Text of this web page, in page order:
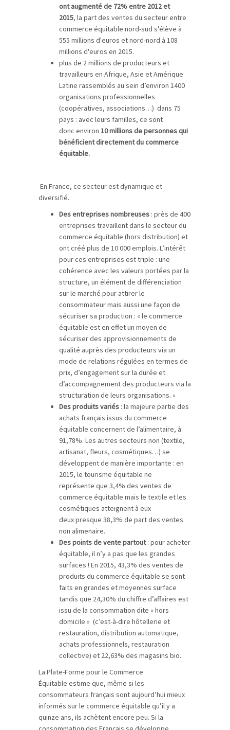
ont augmenté de 72% entre 2012 et
2015, la part des ventes du secteur entre
commerce équitable nord-sud s'élève à
555 millions d'euros et nord-nord à 108
millions d'euros en 2015.
plus de 2 millions de producteurs et
travailleurs en Afrique, Asie et Amérique
Latine rassemblés au sein d’environ 1400
organisations professionnelles
(coopératives, associations…) dans 75
pays : avec leurs familles, ce sont
donc environ 10 millions de personnes qui
bénéficient directement du commerce
équitable.
En France, ce secteur est dynamique et
diversifié.
Des entreprises nombreuses : près de 400
entreprises travaillent dans le secteur du
commerce équitable (hors distribution) et
ont créé plus de 10 000 emplois. L’intérêt
pour ces entreprises est triple : une
cohérence avec les valeurs portées par la
structure, un élément de différenciation
sur le marché pour attirer le
consommateur mais aussi une façon de
sécuriser sa production : « le commerce
équitable est en effet un moyen de
sécuriser des approvisionnements de
qualité auprès des producteurs via un
mode de relations régulées en termes de
prix, d’engagement sur la durée et
d’accompagnement des producteurs via la
structuration de leurs organisations. »
Des produits variés : la majeure partie des
achats français issus du commerce
équitable concernent de l’alimentaire, à
91,78%. Les autres secteurs non (textile,
artisanat, fleurs, cosmétiques…) se
développent de manière importante : en
2015, le tourisme équitable ne
représente que 3,4% des ventes de
commerce équitable mais le textile et les
cosmétiques atteignent à eux
deux presque 38,3% de part des ventes
non alimenaire.
Des points de vente partout: pour acheter
équitable, il n’y a pas que les grandes
surfaces ! En 2015, 43,3% des ventes de
produits du commerce équitable se sont
faits en grandes et moyennes surface
tandis que 24,30% du chiffre d’affaires est
issu de la consommation dite « hors
domicile » (c’est-à-dire hôtellerie et
restauration, distribution automatique,
achats professionnels, restauration
collective) et 22,63% des magasins bio.
La Plate-Forme pour le Commerce
Équitable estime que, même si les
consommateurs français sont aujourd’hui mieux
informés sur le commerce équitable qu’il y a
quinze ans, ils achètent encore peu. Si la